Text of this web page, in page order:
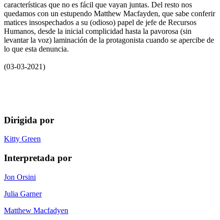
características que no es fácil que vayan juntas. Del resto nos
quedamos con un estupendo Matthew Macfayden, que sabe conferir
matices insospechados a su (odioso) papel de jefe de Recursos
Humanos, desde la inicial complicidad hasta la pavorosa (sin
levantar la voz) laminación de la protagonista cuando se apercibe de
lo que esta denuncia.
(03-03-2021)
Dirigida por
Kitty Green
Interpretada por
Jon Orsini
Julia Garner
Matthew Macfadyen